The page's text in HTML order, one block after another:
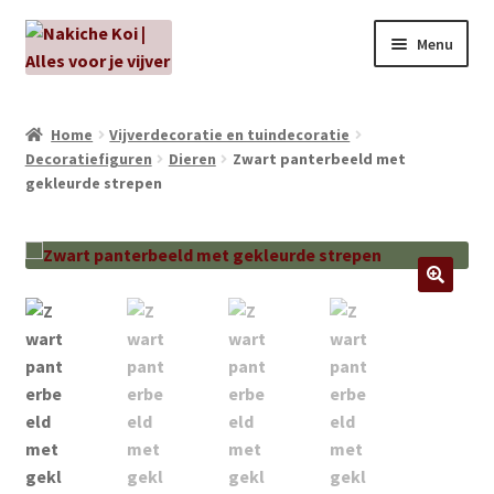
Ga
door
Ga
naar
Menu
Kabouters
Aansluitmateriaal
Pakketten
Vijverpompen en vijverfilters
Home
Vijverdecoratie en tuindecoratie
Decoratiefiguren
Dieren
Zwart panterbeeld met
gekleurde strepen